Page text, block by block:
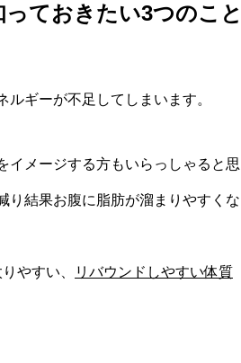
ておきたい3つのこと
ギーが不足してしまいます。
イメージする方もいらっしゃると思
り結果お腹に脂肪が溜まりやすくな
やすい、 リバウンドしやすい体質